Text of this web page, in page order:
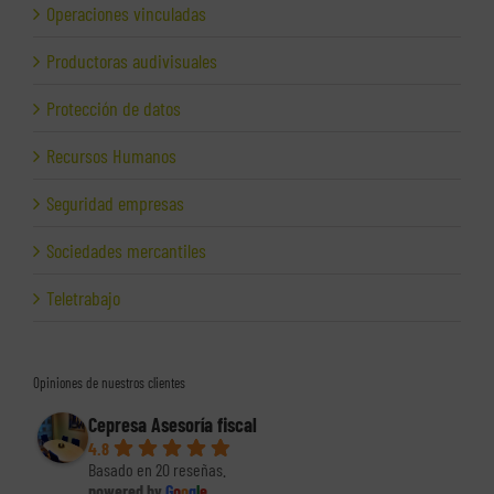
Operaciones vinculadas
Productoras audivisuales
Protección de datos
Recursos Humanos
Seguridad empresas
Sociedades mercantiles
Teletrabajo
Opiniones de nuestros clientes
Cepresa Asesoría fiscal
4.8
Basado en 20 reseñas.